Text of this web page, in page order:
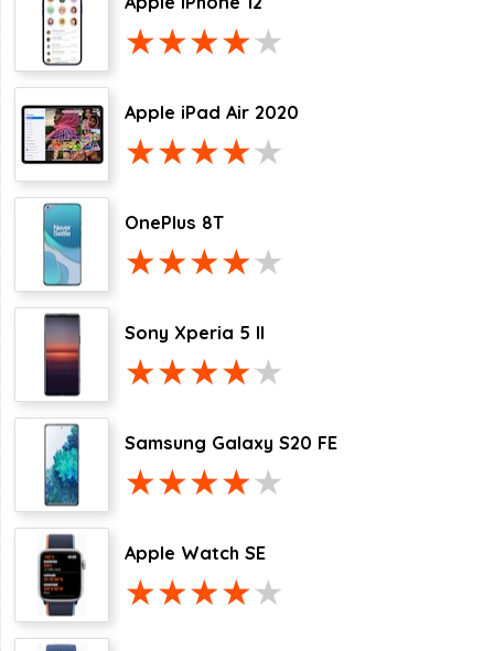
Apple iPad Air 2020
OnePlus 8T
Sony Xperia 5 II
Samsung Galaxy S20 FE
Apple Watch SE